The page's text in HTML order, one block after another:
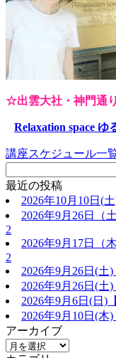
☆出雲大社・神門通
Relaxation space ゆ
講座スケジュール一
最近の投稿
2026年10月10日(
2026年9月26日（
2
2026年9月17日（
2
2026年9月26日(
2026年9月26日(
2026年9月6日(日)
2026年9月10日(
アーカイブ